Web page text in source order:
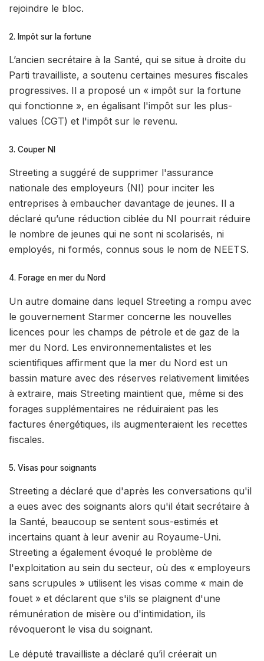
rejoindre le bloc.
2. Impôt sur la fortune
L’ancien secrétaire à la Santé, qui se situe à droite du
Parti travailliste, a soutenu certaines mesures fiscales
progressives. Il a proposé un « impôt sur la fortune
qui fonctionne », en égalisant l'impôt sur les plus-
values ​​(CGT) et l'impôt sur le revenu.
3. Couper NI
Streeting a suggéré de supprimer l'assurance
nationale des employeurs (NI) pour inciter les
entreprises à embaucher davantage de jeunes. Il a
déclaré qu’une réduction ciblée du NI pourrait réduire
le nombre de jeunes qui ne sont ni scolarisés, ni
employés, ni formés, connus sous le nom de NEETS.
4. Forage en mer du Nord
Un autre domaine dans lequel Streeting a rompu avec
le gouvernement Starmer concerne les nouvelles
licences pour les champs de pétrole et de gaz de la
mer du Nord. Les environnementalistes et les
scientifiques affirment que la mer du Nord est un
bassin mature avec des réserves relativement limitées
à extraire, mais Streeting maintient que, même si des
forages supplémentaires ne réduiraient pas les
factures énergétiques, ils augmenteraient les recettes
fiscales.
5. Visas pour soignants
Streeting a déclaré que d'après les conversations qu'il
a eues avec des soignants alors qu'il était secrétaire à
la Santé, beaucoup se sentent sous-estimés et
incertains quant à leur avenir au Royaume-Uni.
Streeting a également évoqué le problème de
l'exploitation au sein du secteur, où des « employeurs
sans scrupules » utilisent les visas comme « main de
fouet » et déclarent que s'ils se plaignent d'une
rémunération de misère ou d'intimidation, ils
révoqueront le visa du soignant.
Le député travailliste a déclaré qu’il créerait un